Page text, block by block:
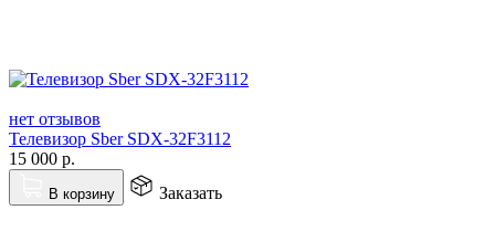
нет отзывов
Телевизор Sber SDX-32F3112
15 000 р.
В корзину Заказать